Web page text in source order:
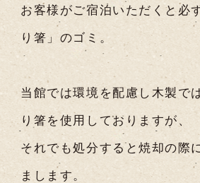
お客様がご宿泊いただくと必
り箸」のゴミ。
当館では環境を配慮し木製で
り箸を使用しておりますが、
それでも処分すると焼却の際
まします。